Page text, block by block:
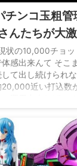
チンコ玉粗
んたちが大
の10,000チョッ
感出来んて そこ
て出し続けられ
20,000近い打込数